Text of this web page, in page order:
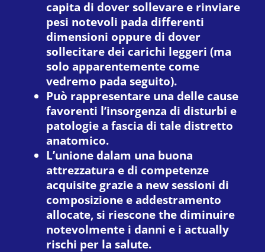
capita di dover sollevare e rinviare
pesi notevoli pada differenti
dimensioni oppure di dover
sollecitare dei carichi leggeri (ma
solo apparentemente come
vedremo pada seguito).
Può rappresentare una delle cause
favorenti l’insorgenza di disturbi e
patologie a fascia di tale distretto
anatomico.
L’unione dalam una buona
attrezzatura e di competenze
acquisite grazie a new sessioni di
composizione e addestramento
allocate, si riescone the diminuire
notevolmente i danni e i actually
rischi per la salute.